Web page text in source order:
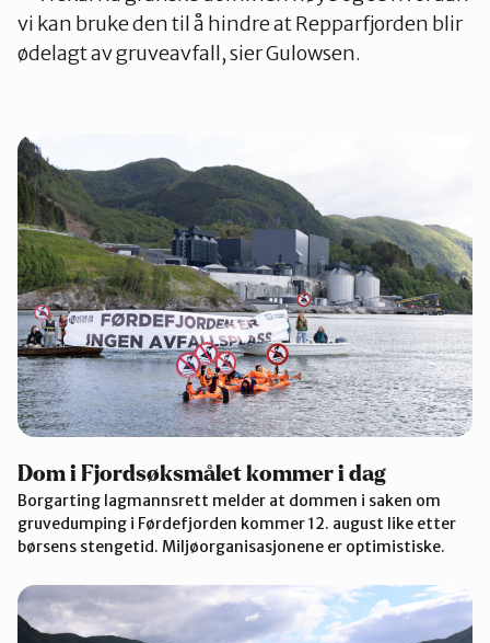
vi kan bruke den til å hindre at Repparfjorden blir
ødelagt av gruveavfall, sier Gulowsen.
Dom i Fjordsøksmålet kommer i dag
Borgarting lagmannsrett melder at dommen i saken om
gruvedumping i Førdefjorden kommer 12. august like etter
børsens stengetid. Miljøorganisasjonene er optimistiske.